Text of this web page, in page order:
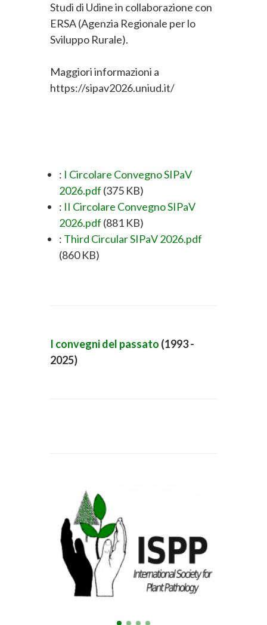
Studi di Udine in collaborazione con
ERSA (Agenzia Regionale per lo
Sviluppo Rurale).
Maggiori informazioni a
https://sipav2026.uniud.it/
: I Circolare Convegno SIPaV
2026.pdf (375 KB)
: II Circolare Convegno SIPaV
2026.pdf (881 KB)
: Third Circular SIPaV 2026.pdf
(860 KB)
I convegni del passato (1993 -
2025)